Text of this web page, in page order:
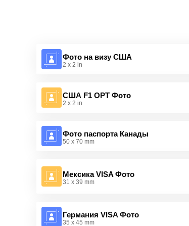
Фото на визу США
2 x 2 in
США F1 OPT Фото
2 x 2 in
Фото паспорта Канады
50 x 70 mm
Мексика VISA Фото
31 x 39 mm
Германия VISA Фото
35 x 45 mm